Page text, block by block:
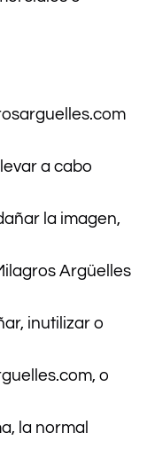
a cabo
la imagen,
Argüelles
inutilizar o
o
la normal